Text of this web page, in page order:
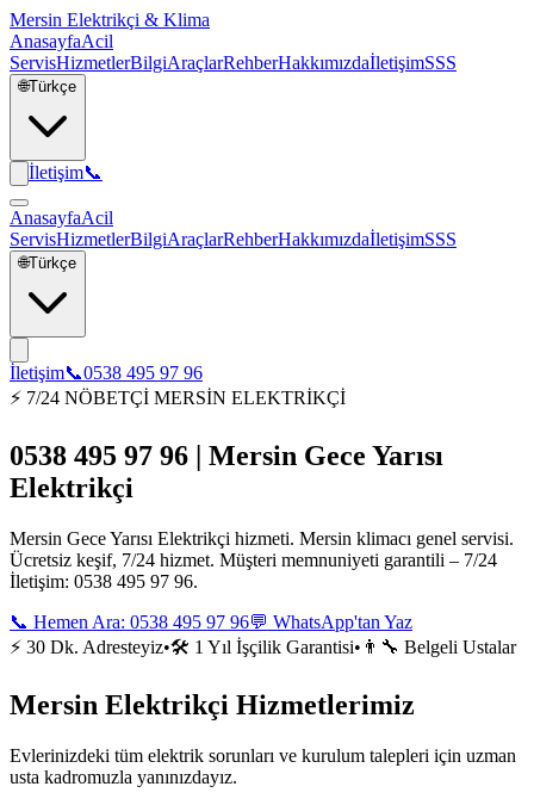
Mersin Elektrikçi & Klima
AnasayfaAcil
ServisHizmetlerBilgiAraçlarRehberHakkımızdaİletişimSSS
🌐Türkçe
İletişim📞
AnasayfaAcil
ServisHizmetlerBilgiAraçlarRehberHakkımızdaİletişimSSS
🌐Türkçe
İletişim📞0538 495 97 96
⚡ 7/24 NÖBETÇİ MERSİN ELEKTRİKÇİ
0538 495 97 96 | Mersin Gece Yarısı
Elektrikçi
Mersin Gece Yarısı Elektrikçi hizmeti. Mersin klimacı genel servisi.
Ücretsiz keşif, 7/24 hizmet. Müşteri memnuniyeti garantili – 7/24
İletişim: 0538 495 97 96.
📞 Hemen Ara: 0538 495 97 96💬 WhatsApp'tan Yaz
⚡ 30 Dk. Adresteyiz•🛠️ 1 Yıl İşçilik Garantisi• 👨‍🔧 Belgeli Ustalar
Mersin Elektrikçi Hizmetlerimiz
Evlerinizdeki tüm elektrik sorunları ve kurulum talepleri için uzman
usta kadromuzla yanınızdayız.